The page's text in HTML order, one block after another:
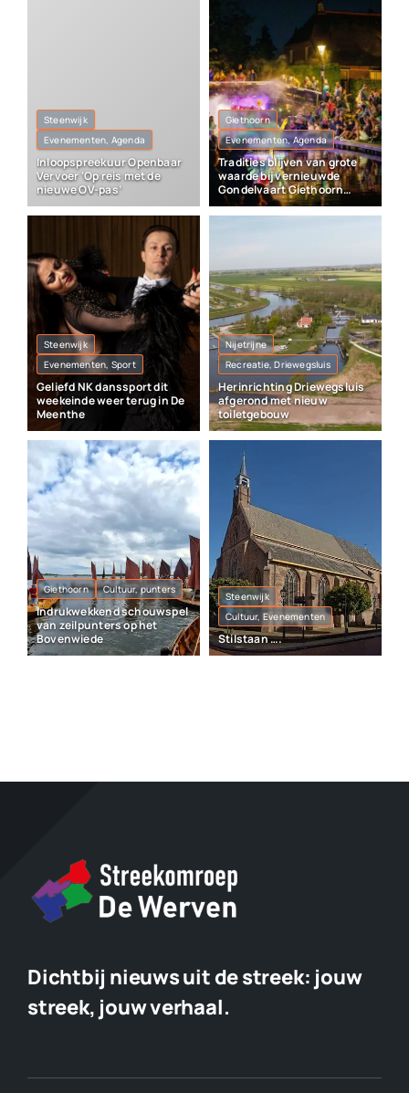
Steenwijk
Evenementen, Agenda
Inloopspreekuur Openbaar
Vervoer ‘Op reis met de
nieuwe OV-pas’
Giethoorn
Evenementen, Agenda
Tradities blijven van grote
waarde bij vernieuwde
Gondelvaart Giethoorn
2026
Steenwijk
Evenementen, Sport
Geliefd NK danssport dit
weekeinde weer terug in De
Meenthe
Nijetrijne
Recreatie, Driewegsluis
Herinrichting Driewegsluis
afgerond met nieuw
toiletgebouw
Giethoorn Cultuur, punters
Indrukwekkend schouwspel
van zeilpunters op het
Bovenwiede
Steenwijk
Cultuur, Evenementen
Stilstaan ….
Dichtbij nieuws uit de streek: jouw
streek, jouw verhaal.